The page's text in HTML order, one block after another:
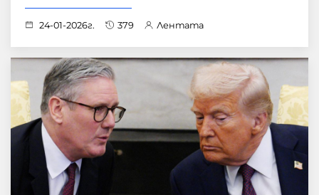
24-01-2026г. 379 Лентата